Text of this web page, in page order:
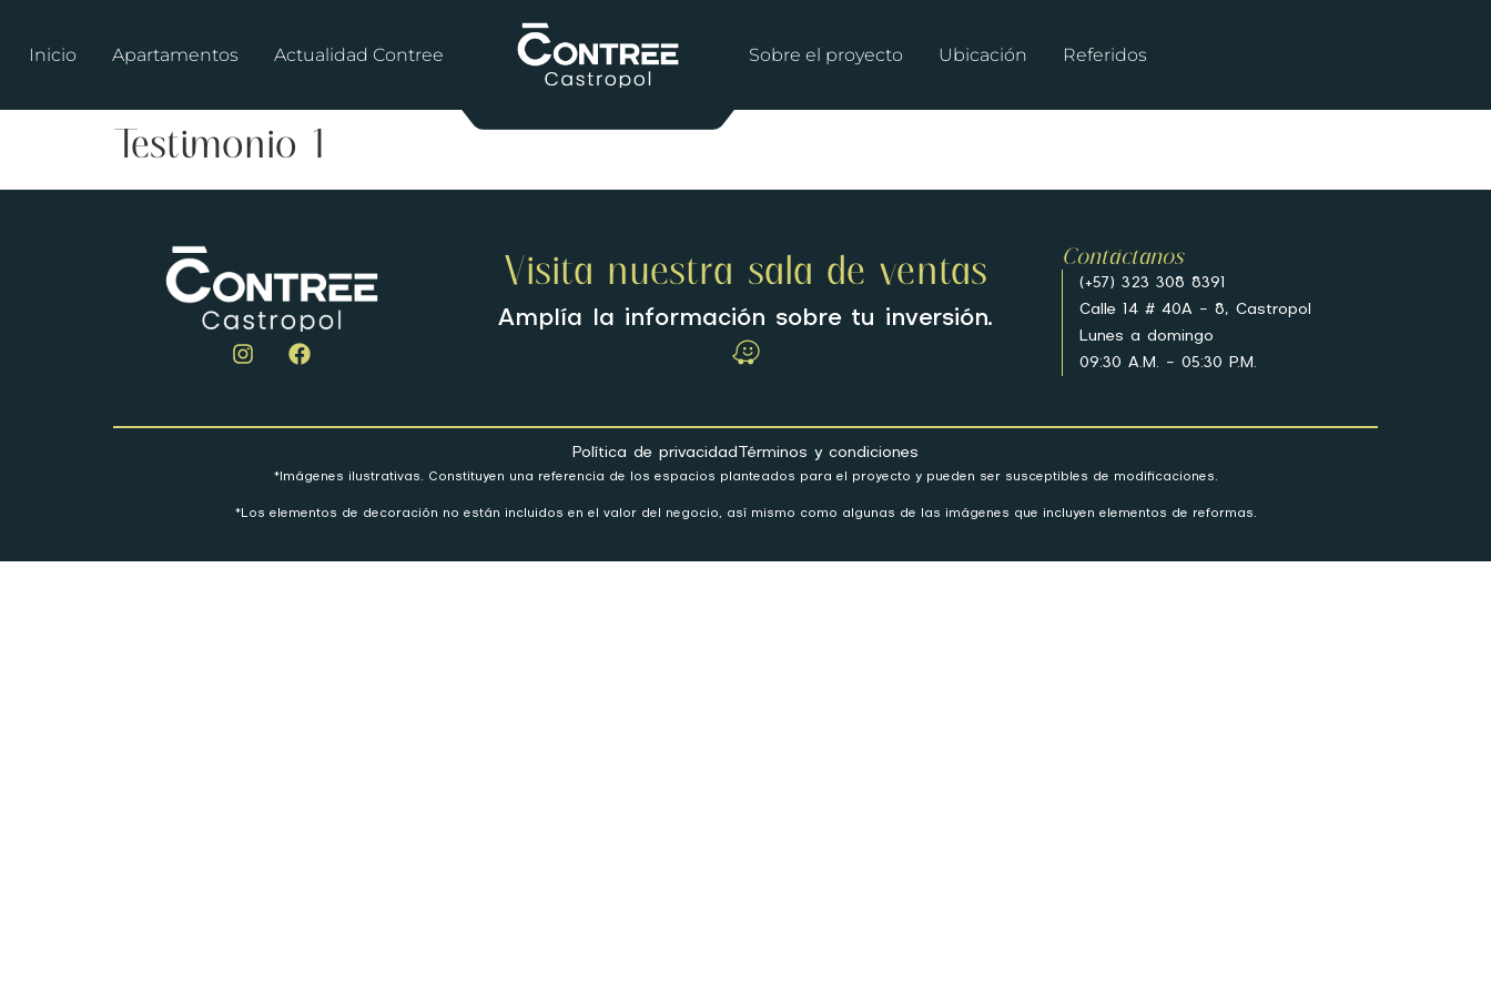
Inicio Apartamentos Actualidad Contree Sobre el proyecto Ubicación Referidos
Testimonio 1
Visita nuestra sala de ventas
Amplía la información sobre tu inversión.
Contáctanos
(+57) 323 308 8391
Calle 14 # 40A – 8, Castropol
Lunes a domingo
09:30 A.M. – 05:30 P.M.
Política de privacidadTérminos y condiciones
*Imágenes ilustrativas. Constituyen una referencia de los espacios planteados para el proyecto y pueden ser susceptibles de modificaciones.
*Los elementos de decoración no están incluidos en el valor del negocio, así mismo como algunas de las imágenes que incluyen elementos de reformas.